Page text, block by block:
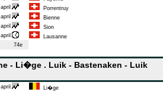
Porrentruy
Bienne
Sion
Lausanne
74e
- Li�ge . Luik - Bastenaken - Luik
Li�ge